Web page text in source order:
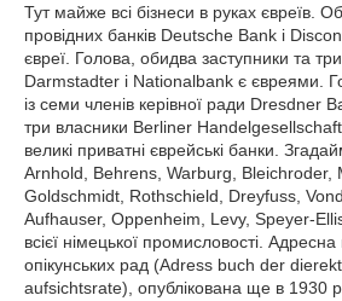
Тут майже всі бізнеси в руках євреїв.
провідних банків Deutsche Bank і
євреї. Голова, обидва заступники та
Darmstadter і Nationalbank є євреями.
із семи членів керівної ради Dresdner
три власники Berliner Handelgesellschaft
великі приватні єврейські банки.
Arnhold, Behrens, Warburg, Bleichroder,
Goldschmidt, Rothschield, Dreyfuss,
Aufhauser, Oppenheim, Levy, Speyer-
всієї німецької промисловості. Адресна
опікунських рад (Adress buch der
aufsichtsrate), опублікована ще в 1930